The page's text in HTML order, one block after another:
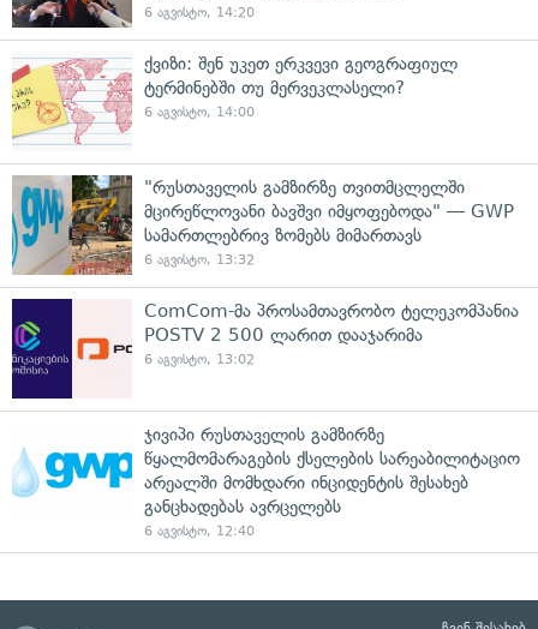
6 აგვისტო, 14:20
ქვიზი: შენ უკეთ ერკვევი გეოგრაფიულ
ტერმინებში თუ მერვეკლასელი?
6 აგვისტო, 14:00
"რუსთაველის გამზირზე თვითმცლელში
მცირეწლოვანი ბავშვი იმყოფებოდა" — GWP
სამართლებრივ ზომებს მიმართავს
6 აგვისტო, 13:32
ComCom-მა პროსამთავრობო ტელეკომპანია
POSTV 2 500 ლარით დააჯარიმა
6 აგვისტო, 13:02
ჯივიპი რუსთაველის გამზირზე
წყალმომარაგების ქსელების სარეაბილიტაციო
არეალში მომხდარი ინციდენტის შესახებ
განცხადებას ავრცელებს
6 აგვისტო, 12:40